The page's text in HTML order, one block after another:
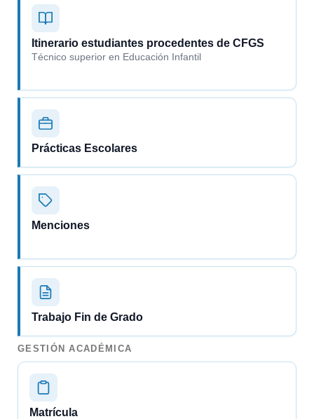
Itinerario estudiantes procedentes de CFGS
Técnico superior en Educación Infantil
Prácticas Escolares
Menciones
Trabajo Fin de Grado
GESTIÓN ACADÉMICA
Matrícula